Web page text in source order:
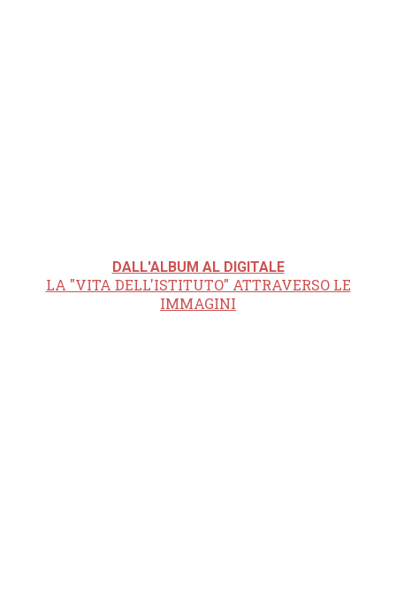
DALL'ALBUM AL DIGITALE
LA "VITA DELL'ISTITUTO" ATTRAVERSO LE
IMMAGINI